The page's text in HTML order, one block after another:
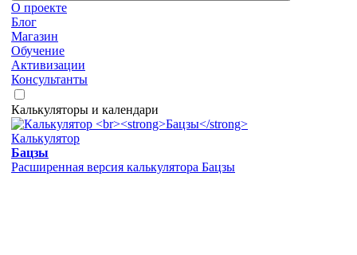
О проекте
Блог
Магазин
Обучение
Активизации
Консультанты
Калькуляторы и календари
Калькулятор
Бацзы
Расширенная версия калькулятора Бацзы